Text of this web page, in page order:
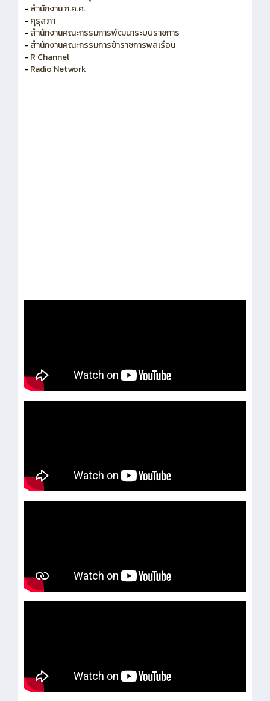
- สำนักงาน ก.ค.ศ.
- คุรุสภา
- สำนักงานคณะกรรมการพัฒนาระบบราชการ
- สำนักงานคณะกรรมการข้าราชการพลเรือน
- R Channel
- Radio Network